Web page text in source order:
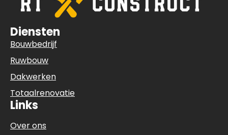
Diensten
Bouwbedrijf
Ruwbouw
Dakwerken
Totaalrenovatie
Links
Over ons